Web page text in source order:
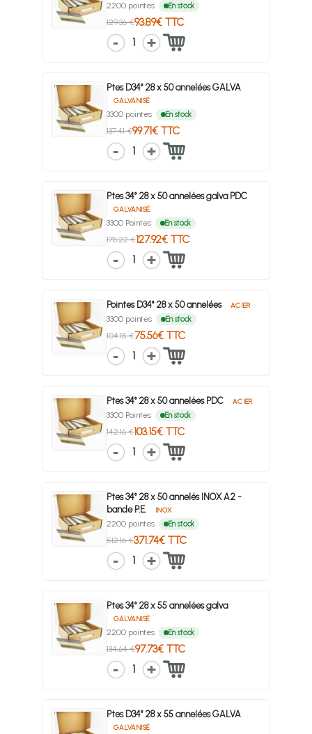
2200 pointes En stock
129.36 €93.89€ TTC
1
Ptes D34° 28 x 50 annelées GALVA
GALVANISÉ
3300 pointes En stock
137.41 €99.71€ TTC
1
Ptes 34° 28 x 50 annelées galva PDC
GALVANISÉ
3300 Pointes En stock
176.22 €127.92€ TTC
1
Pointes D34° 28 x 50 annelées ACIER
3300 pointes En stock
104.15 €75.56€ TTC
1
Ptes 34° 28 x 50 annelées PDC ACIER
3300 Pointes En stock
142.16 €103.15€ TTC
1
Ptes 34° 28 x 50 annelés INOX A2 -
bande P.E.
INOX
2200 pointes En stock
512.16 €371.74€ TTC
1
Ptes 34° 28 x 55 annelées galva
GALVANISÉ
2200 pointes En stock
134.64 €97.73€ TTC
1
Ptes D34° 28 x 55 annelées GALVA
GALVANISÉ